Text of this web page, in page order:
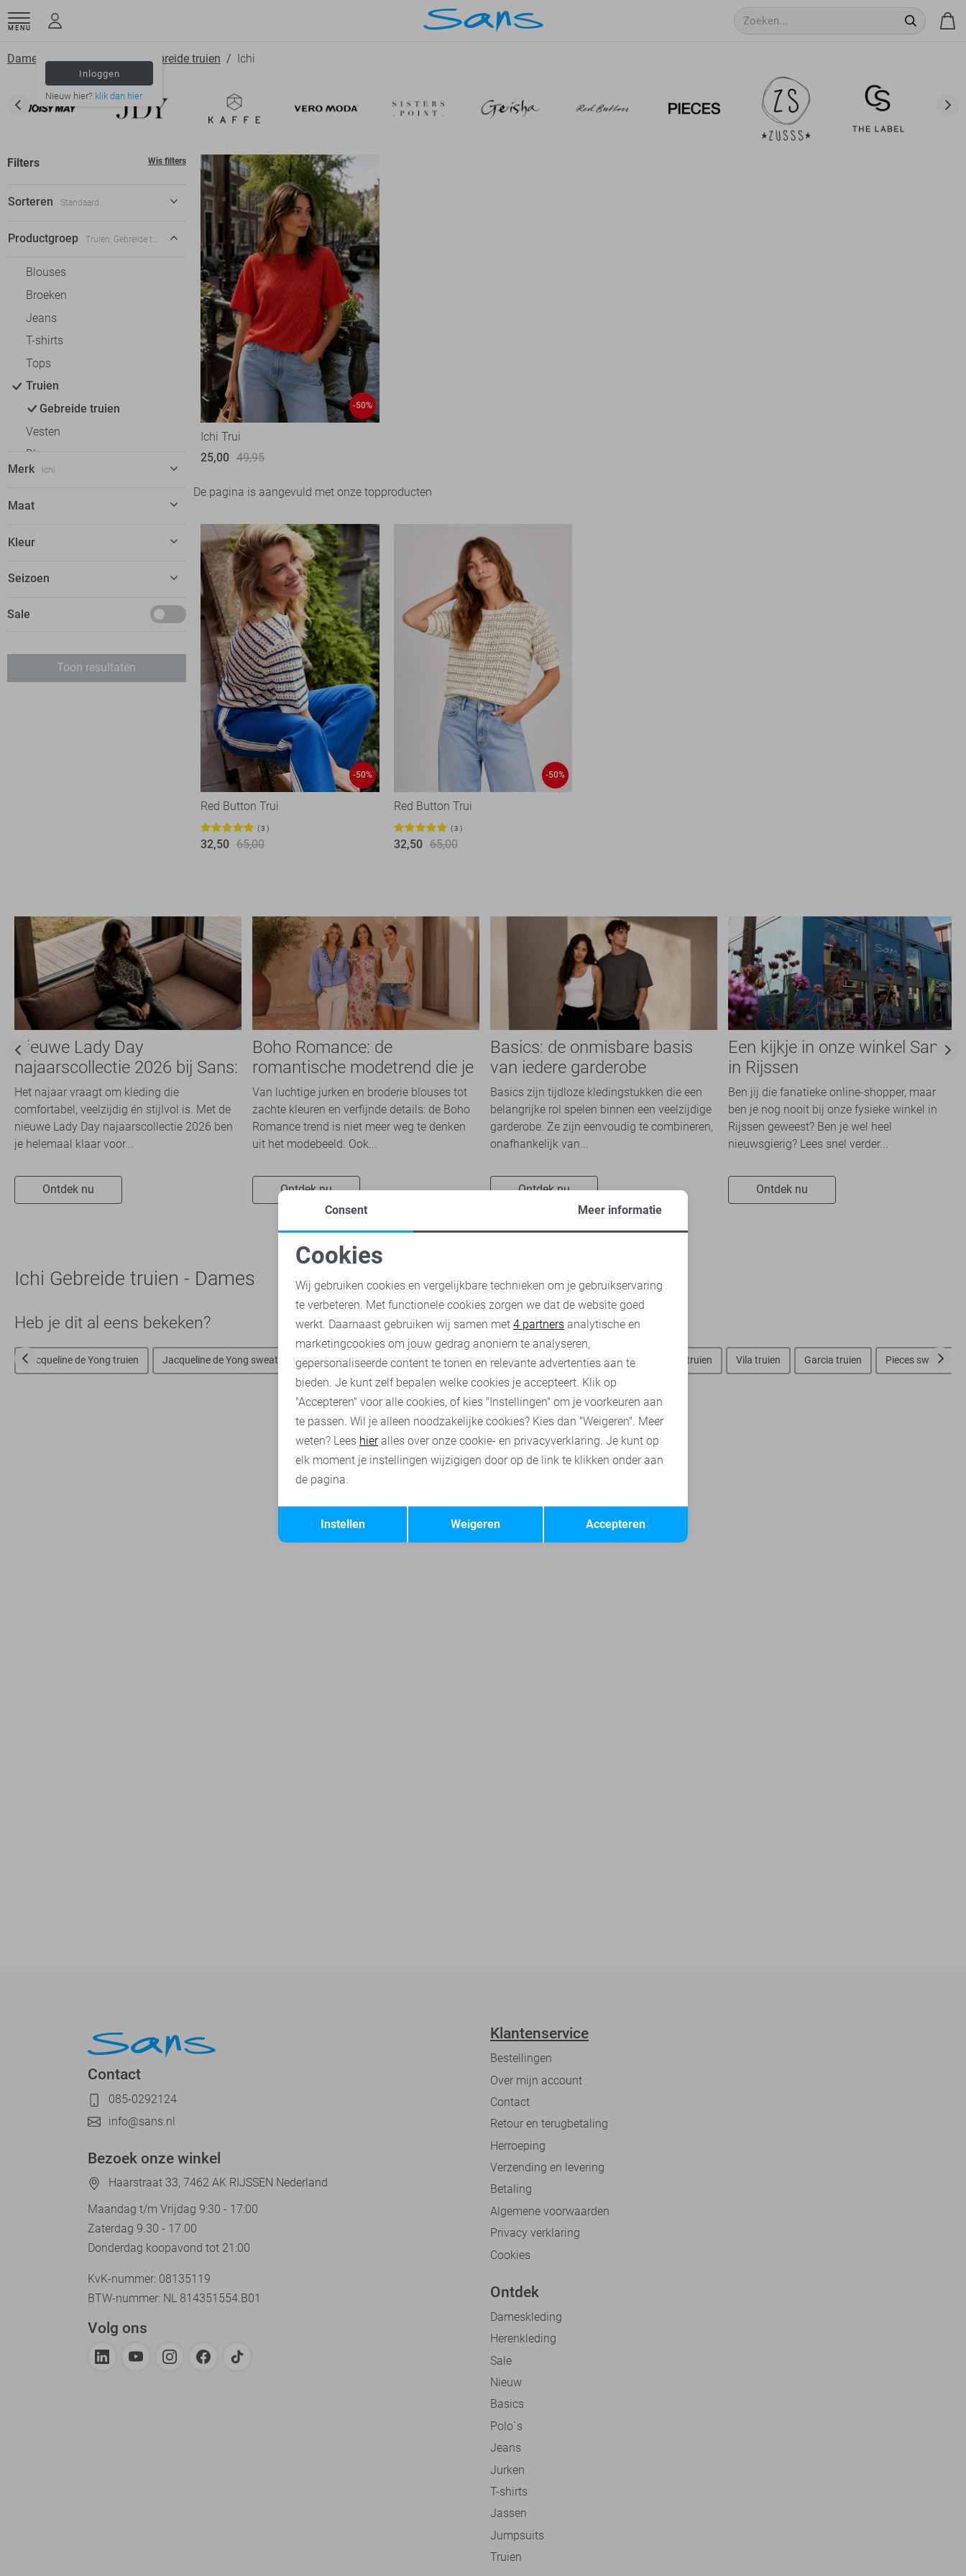
MENU
Inloggen
Nieuw hier? klik dan hier
Dameskleding Truien Gebreide truien Ichi
Filters Wis filters
Sorteren Standaard
Standaard
Productgroep Truien, Gebreide truien
Blouses
Broeken
Jeans
T-shirts
Tops
Truien
Gebreide truien
Vesten
Blazers
Merk
Ichi
C&S The Label 6
EsQualo
Garcia
Jacqueline de Yong 86
SisterS point 12
Studio Amaya 1
Tommy Jeans 12
Vero Moda
Vila 76
Zoso
Zusss 1
Maat
XS
M
Kleur
Rood
Seizoen
Maart
Sale
Toon resultaten
-50%
Ichi Trui
25,00 49,95
De pagina is aangevuld met onze topproducten
-50%
Red Button Trui
3
32,50 65,00
-50%
Red Button Trui
3
32,50 65,00
Nieuwe Lady Day
najaarscollectie 2026 bij Sans:
stijl en comfort in
travelkwaliteit
Het najaar vraagt om kleding die
comfortabel, veelzijdig én stijlvol is. Met de
nieuwe Lady Day najaarscollectie 2026 ben
je helemaal klaar voor...
Ontdek nu
Boho Romance: de
romantische modetrend die je
dit seizoen overal ziet
Van luchtige jurken en broderie blouses tot
zachte kleuren en verfijnde details: de Boho
Romance trend is niet meer weg te denken
uit het modebeeld. Ook...
Ontdek nu
Basics: de onmisbare basis
van iedere garderobe
Basics zijn tijdloze kledingstukken die een
belangrijke rol spelen binnen een veelzijdige
garderobe. Ze zijn eenvoudig te combineren,
onafhankelijk van...
Ontdek nu
Een kijkje in onze winkel Sans
in Rijssen
Ben jij die fanatieke online-shopper, maar
ben je nog nooit bij onze fysieke winkel in
Rijssen geweest? Ben je wel heel
nieuwsgierig? Lees snel verder...
Ontdek nu
Ichi Gebreide truien - Dames
Heb je dit al eens bekeken?
Jacqueline de Yong truien Jacqueline de Yong sweaters Object truien Only truien Only sweaters Pieces truien Vero Moda truien Vila truien Garcia truien Pieces sweaters
Contact
085-0292124
info@sans.nl
Bezoek onze winkel
Haarstraat 33, 7462 AK RIJSSEN Nederland
Maandag t/m Vrijdag 9:30 - 17:00
Zaterdag 9.30 - 17.00
Donderdag koopavond tot 21:00
KvK-nummer: 08135119
BTW-nummer: NL 814351554.B01
Volg ons
Klantenservice
Bestellingen
Over mijn account
Contact
Retour en terugbetaling
Herroeping
Verzending en levering
Betaling
Algemene voorwaarden
Privacy verklaring
Cookies
Ontdek
Dameskleding
Herenkleding
Sale
Nieuw
Basics
Polo`s
Jeans
Jurken
T-shirts
Jassen
Jumpsuits
Truien
Noodzakelijke cookies
Analytische cookies Marketing cookies
Terug Opslaan
Consent Meer informatie
Cookies
Wij gebruiken cookies en vergelijkbare technieken om je gebruikservaring
te verbeteren. Met functionele cookies zorgen we dat de website goed
werkt. Daarnaast gebruiken wij samen met 4 partners analytische en
marketingcookies om jouw gedrag anoniem te analyseren,
gepersonaliseerde content te tonen en relevante advertenties aan te
bieden. Je kunt zelf bepalen welke cookies je accepteert. Klik op
"Accepteren" voor alle cookies, of kies "Instellingen" om je voorkeuren aan
te passen. Wil je alleen noodzakelijke cookies? Kies dan "Weigeren". Meer
weten? Lees hieralles over onze cookie- en privacyverklaring. Je kunt op
elk moment je instellingen wijzigigen door op de link te klikken onder aan
de pagina.
Accepteren
Weigeren
Instellen